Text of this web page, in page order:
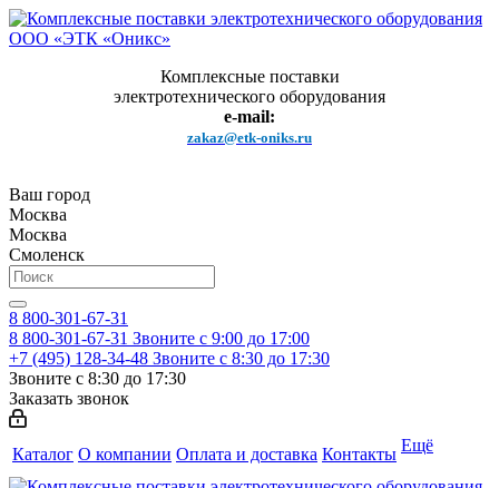
Комплексные поставки
электротехнического оборудования
e-mail:
zakaz@etk-oniks.ru
Ваш город
Москва
Москва
Смоленск
8 800-301-67-31
8 800-301-67-31 Звоните с 9:00 до 17:00
+7 (495) 128-34-48 Звоните с 8:30 до 17:30
Звоните с 8:30 до 17:30
Заказать звонок
Каталог О компании Оплата и доставка Контакты Ещё